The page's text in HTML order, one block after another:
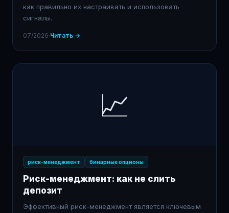
как правильно их настраивать и использовать
сигналы.
07/2026·Читать →
📈
риск-менеджмент бинарные опционы
Риск-менеджмент: как не слить
депозит
Эффективный риск-менеджмент является ключевым